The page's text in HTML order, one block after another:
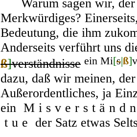
Warum sagen wir, der
Merkwürdiges?
Bedeutung, die ihm
Anderseits verführt uns
ß]verständnisse ein Mi[s|ß]
dazu, daß wir meinen,
Außerordentliches, ja
ein
tue der Satz etwas